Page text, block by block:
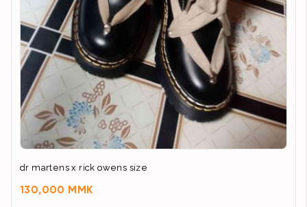
dr martens x rick owens size
130,000 MMK